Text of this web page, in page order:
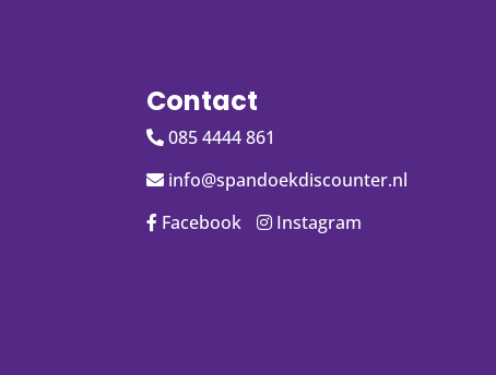
Contact
085 4444 861
info@spandoekdiscounter.nl
Facebook
Instagram